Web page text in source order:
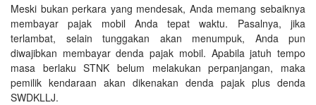
Meski bukan perkara yang mendesak, Anda memang sebaiknya
membayar pajak mobil Anda tepat waktu. Pasalnya, jika
terlambat, selain tunggakan akan menumpuk, Anda pun
diwajibkan membayar denda pajak mobil. Apabila jatuh tempo
masa berlaku STNK belum melakukan perpanjangan, maka
pemilik kendaraan akan dikenakan denda pajak plus denda
SWDKLLJ.